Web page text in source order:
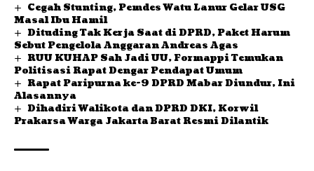
Cegah Stunting, Pemdes Watu Lanur Gelar USG
Masal Ibu Hamil
Dituding Tak Kerja Saat di DPRD, Paket Harum
Sebut Pengelola Anggaran Andreas Agas
RUU KUHAP Sah Jadi UU, Formappi Temukan
Politisasi Rapat Dengar Pendapat Umum
Rapat Paripurna ke-9 DPRD Mabar Diundur, Ini
Alasannya
Dihadiri Walikota dan DPRD DKI, Korwil
Prakarsa Warga Jakarta Barat Resmi Dilantik